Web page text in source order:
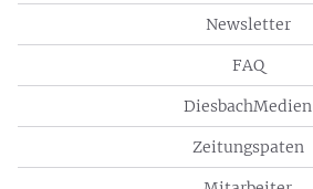
Newsletter
FAQ
DiesbachMedien
Zeitungspaten